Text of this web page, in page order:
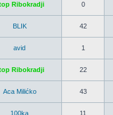
Ribokradji 0
BLIK 42
avid 1
Ribokradji 22
Aca Milićko 43
100ka 11